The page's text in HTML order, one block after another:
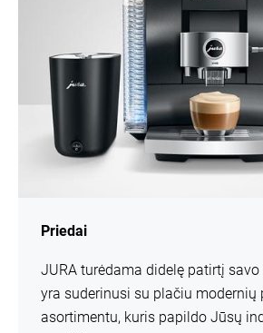
Priedai
JURA turėdama didelę patirtį
yra suderinusi su plačiu modernių
asortimentu, kuris papildo Jūsų